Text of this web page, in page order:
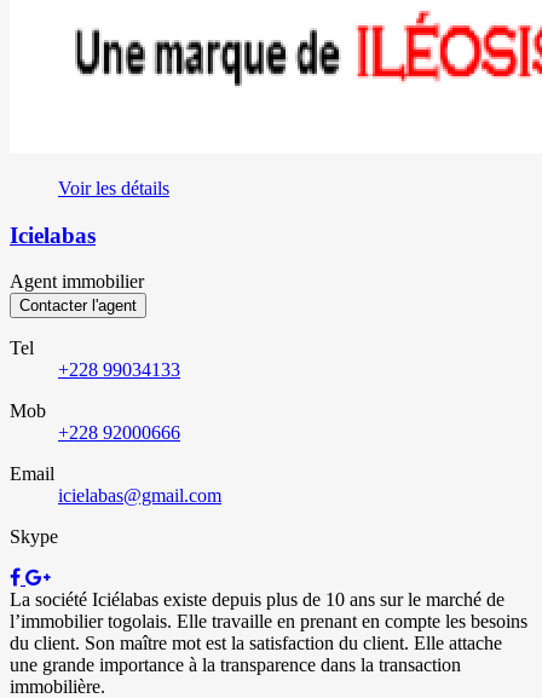
Voir les détails
Icielabas
Agent immobilier
Contacter l'agent
Tel
+228 99034133
Mob
+228 92000666
Email
icielabas@gmail.com
Skype
La société Iciélabas existe depuis plus de 10 ans sur le marché de
l’immobilier togolais. Elle travaille en prenant en compte les besoins
du client. Son maître mot est la satisfaction du client. Elle attache
une grande importance à la transparence dans la transaction
immobilière.